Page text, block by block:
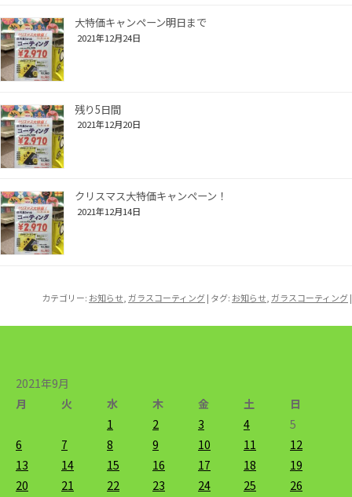
大特価キャンペーン明日まで
2021年12月24日
残り5日間
2021年12月20日
クリスマス大特価キャンペーン！
2021年12月14日
カテゴリー: お知らせ ガラスコーティング| タグ: お知らせ ガラスコーティング|
2021年9月
月
火 水 木 金 土
日
1
2 3 4
5
6
7 8 9 10 11
12
13
14 15 16 17 18
19
20
21 22 23 24 25
26